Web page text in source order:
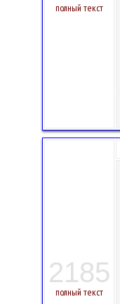
полный текст
2185
полный текст